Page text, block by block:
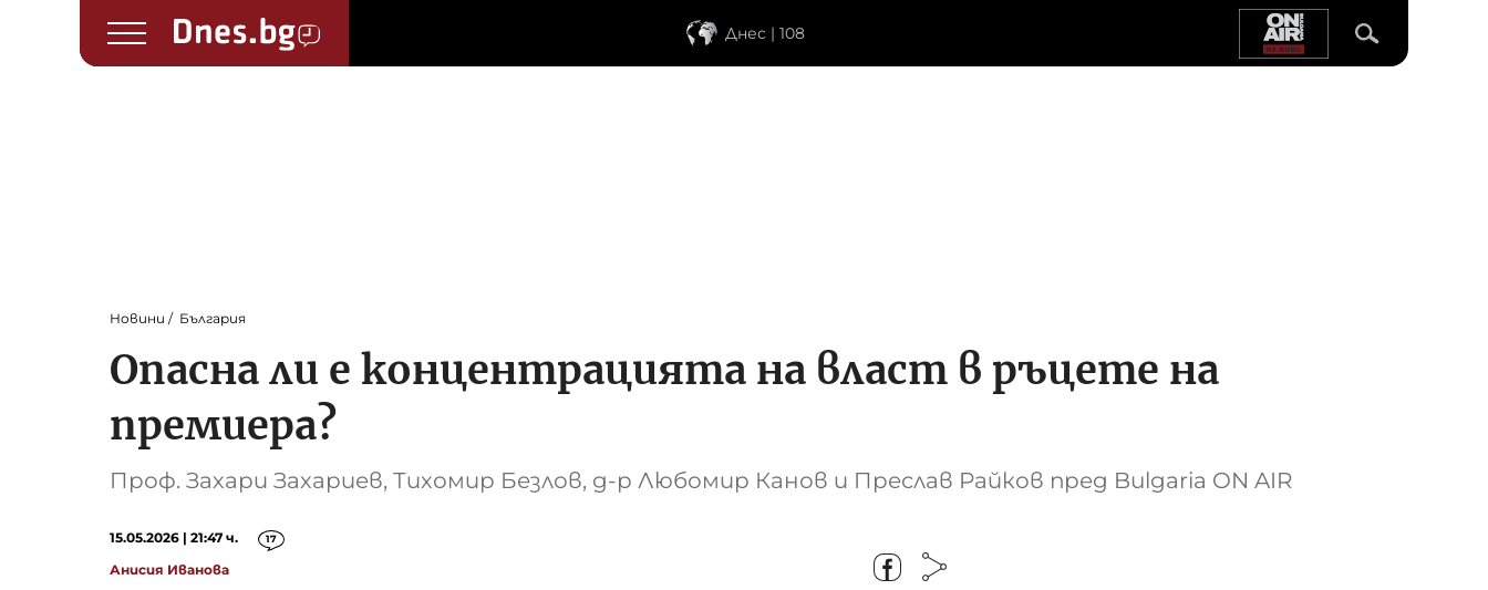
Днес | 108
Новини България
Опасна ли е концентрацията на власт в ръцете на
премиера?
Проф. Захари Захариев, Тихомир Безлов, д-р Любомир Канов и Преслав Райков пред Bulgaria ON AIR
15.05.2026 | 21:47 ч. 17
Анисия Иванова